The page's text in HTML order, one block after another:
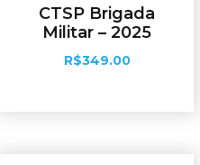
CTSP Brigada
Militar – 2025
R$349.00